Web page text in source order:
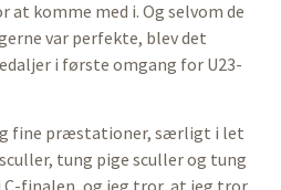
komme med i. Og selvom de
var perfekte, blev det
i første omgang for U23-
fine præstationer, særligt i let
tung pige sculler og tung